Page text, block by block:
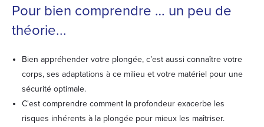
Pour bien comprendre … un peu de
théorie...
Bien appréhender votre plongée, c’est aussi connaître votre
corps, ses adaptations à ce milieu et votre matériel pour une
sécurité optimale.
C'est comprendre comment la profondeur exacerbe les
risques inhérents à la plongée pour mieux les maîtriser.